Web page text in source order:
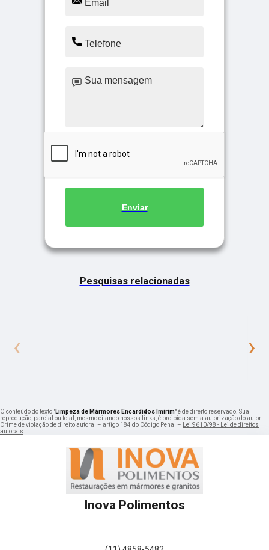
Enviar
Pesquisas relacionadas
‹ ›
O conteúdo do texto "Limpeza de Mármores Encardidos Imirim" é de direito reservado. Sua
reprodução, parcial ou total, mesmo citando nossos links, é proibida sem a autorização do autor.
Crime de violação de direito autoral – artigo 184 do Código Penal –
Lei 9610/98 - Lei de direitos
autorais
Inova Polimentos